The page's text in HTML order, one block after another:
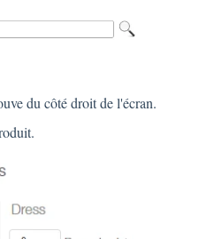
du côté droit de l'écran.